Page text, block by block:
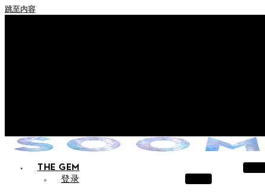
跳至内容
THE GEM
登录